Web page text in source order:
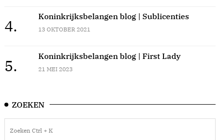
4.
Koninkrijksbelangen blog | Sublicenties
13 OKTOBER 2021
5.
Koninkrijksbelangen blog | First Lady
21 MEI 2023
ZOEKEN